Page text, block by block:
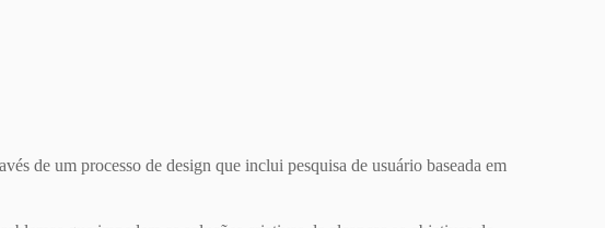
de um processo de design que inclui pesquisa de usuário baseada em